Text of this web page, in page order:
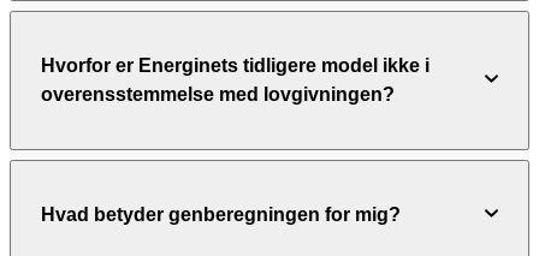
Hvorfor er Energinets tidligere model ikke i
overensstemmelse med lovgivningen?
Hvad betyder genberegningen for mig?